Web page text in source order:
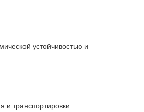
устойчивостью и
и транспортировки